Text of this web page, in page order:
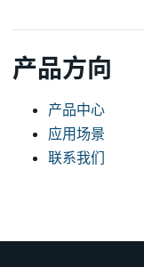
产品方向
产品中心
应用场景
联系我们